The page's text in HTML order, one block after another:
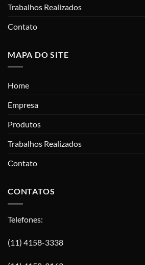
Trabalhos Realizados
Contato
MAPA DO SITE
Home
Empresa
Produtos
Trabalhos Realizados
Contato
CONTATOS
Telefones:
(11) 4158-3338